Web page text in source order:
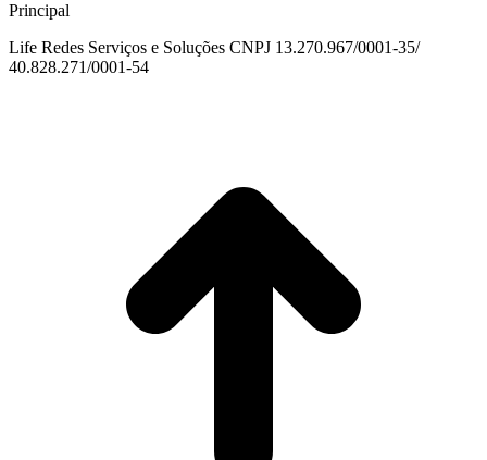
Principal
Life Redes Serviços e Soluções CNPJ 13.270.967/0001-35/
40.828.271/0001-54